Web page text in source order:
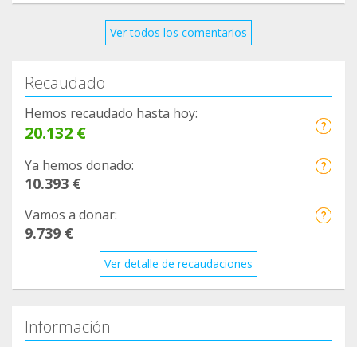
Ver todos los comentarios
Recaudado
Hemos recaudado hasta hoy:
20.132 €
Ya hemos donado:
10.393 €
Vamos a donar:
9.739 €
Ver detalle de recaudaciones
Información